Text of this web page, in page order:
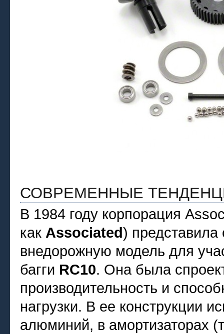
СОВРЕМЕННЫЕ
В 1984 году корпорация
как Associated)
внедорожную модель для
багги RC10. Она была
производительность и
нагрузки. В ее конструкции
алюминий, в амортизаторах